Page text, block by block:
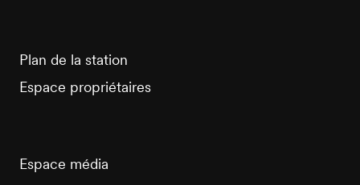
Plan de la station
Espace propriétaires
Espace média